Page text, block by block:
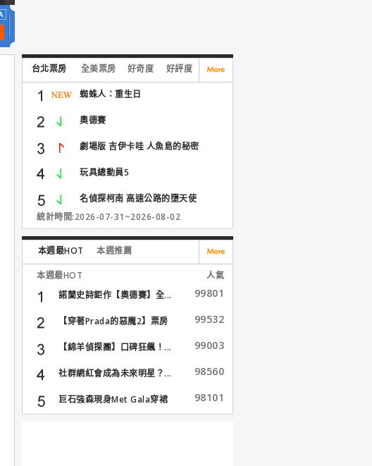
台北票房 全美票房 好奇度 好評度
蜘蛛人：重生日
奧德賽
劇場版 吉伊卡哇 人魚島的秘密
玩具總動員5
名偵探柯南 高速公路的墮天使
統計時間:2026-07-31~2026-08-02
本週最HOT 本週推薦
本週最HOT
人氣
諾蘭史詩鉅作【奧德賽】全...
99801
【穿著Prada的惡魔2】票房
99532
【綿羊偵探團】口碑狂飆！... 99003
社群網紅會成為未來明星？... 98560
巨石強森現身Met Gala穿裙
子...
98101